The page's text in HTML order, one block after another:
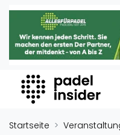
Padel Insider
Home
Organisationen
Buchungssysteme
Padel-Shops
Startseite